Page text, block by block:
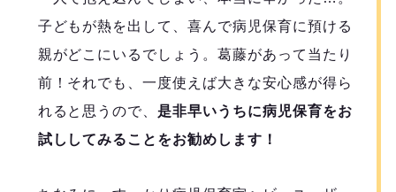
子どもが熱を出して、喜んで病児保育に預ける
親がどこにいるでしょう。葛藤があって当たり
前！それでも、一度使えば大きな安心感が得ら
れると思うので、是非早いうちに病児保育をお
試ししてみることをお勧めします！